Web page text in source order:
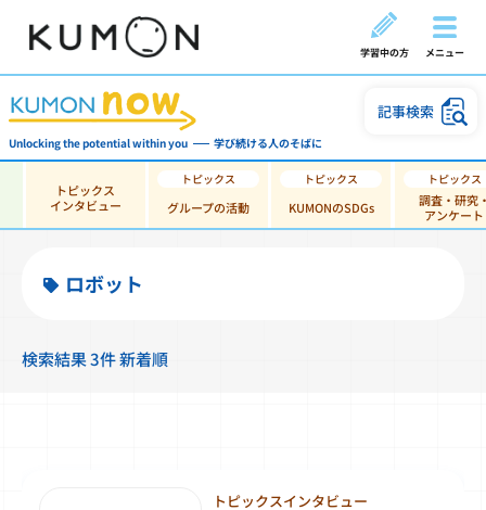
学習中の方 メニュー
Unlocking the potential within you 学び続ける人のそばに
記事検索
トピックス
インタビュー
グループの活動 KUMONのSDGs
調査・研究
アンケート
ロボット
検索結果 3件 新着順
トピックスインタビュー